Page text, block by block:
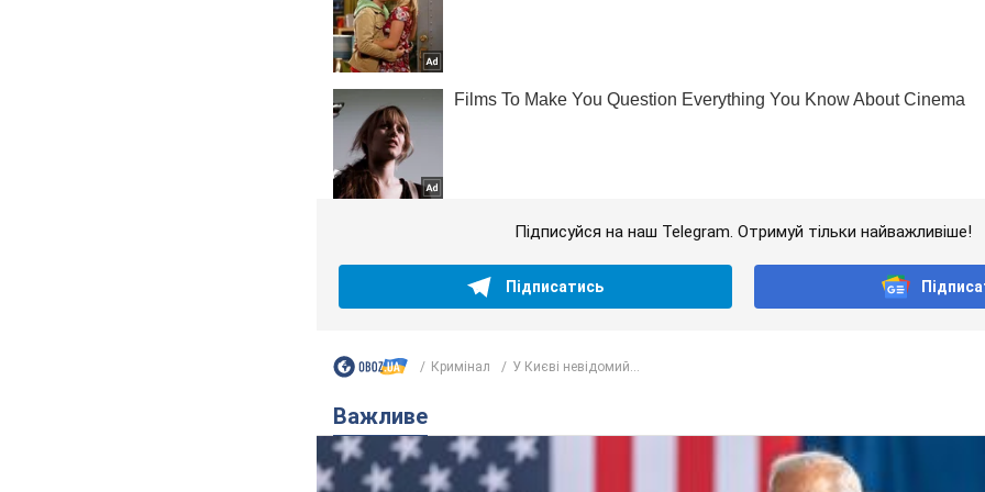
Підписуйся на наш Telegram. Отримуй тільки найважливіше!
Підписатись
Кримінал У Києві невідомий...
Важливе